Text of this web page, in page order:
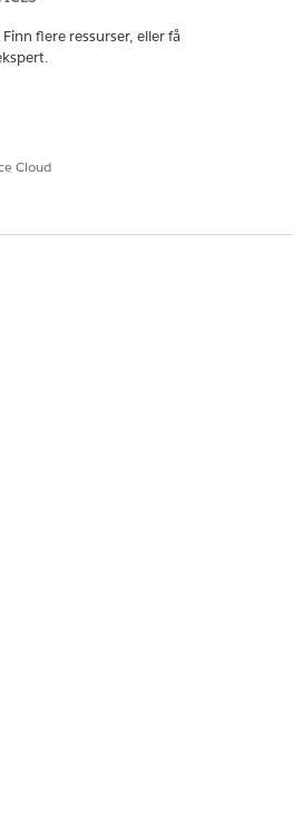
flere ressurser, eller få
Cloud